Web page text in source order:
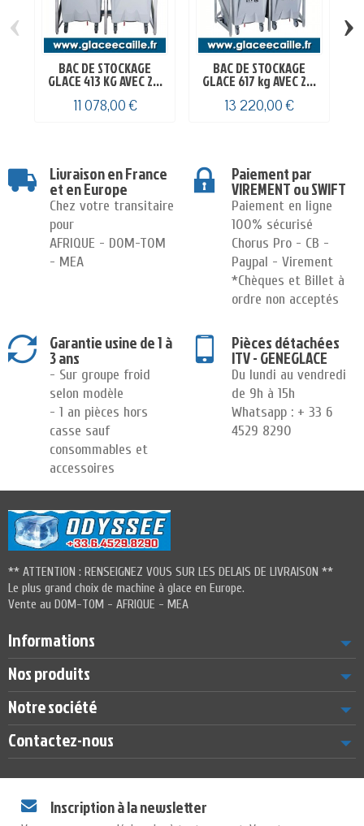
BAC DE STOCKAGE
GLACE 413 KG AVEC 2...
11 078,00 €
BAC DE STOCKAGE
GLACE 617 kg AVEC 2...
13 220,00 €
‹ ›
Livraison en France
et en Europe
Chez votre transitaire
pour
AFRIQUE - DOM-TOM
- MEA
Paiement par
VIREMENT ou SWIFT
Paiement en ligne
100% sécurisé
Chorus Pro - CB -
Paypal - Virement
*Chèques et Billet à
ordre non acceptés
Garantie usine de 1 à
3 ans
- Sur groupe froid
selon modèle
- 1 an pièces hors
casse sauf
consommables et
accessoires
Pièces détachées
ITV - GENEGLACE
Du lundi au vendredi
de 9h à 15h
Whatsapp : + 33 6
4529 8290
** ATTENTION : RENSEIGNEZ VOUS SUR LES DELAIS DE LIVRAISON **
Le plus grand choix de machine à glace en Europe.
Vente au DOM-TOM - AFRIQUE - MEA
Informations
Nos produits
Notre société
Contactez-nous
Inscription à la newsletter